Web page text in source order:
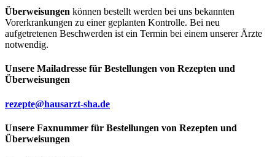
Überweisungen können bestellt werden bei uns bekannten
Vorerkrankungen zu einer geplanten Kontrolle. Bei neu
aufgetretenen Beschwerden ist ein Termin bei einem unserer Ärzte
notwendig.
Unsere Mailadresse für Bestellungen von Rezepten und
Überweisungen
rezepte@hausarzt-sha.de
Unsere Faxnummer für Bestellungen von Rezepten und
Überweisungen